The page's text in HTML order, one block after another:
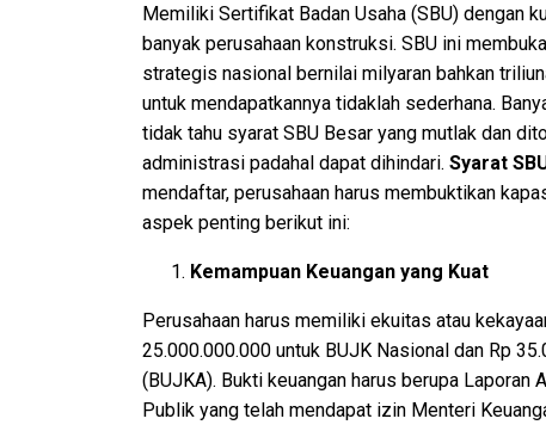
Memiliki Sertifikat Badan Usaha (SBU) dengan
banyak perusahaan konstruksi. SBU ini
strategis nasional bernilai milyaran bahkan
untuk mendapatkannya tidaklah sederhana.
tidak tahu syarat SBU Besar yang mutlak dan
administrasi padahal dapat dihindari.Syarat
mendaftar, perusahaan harus membuktikan
aspek penting berikut ini:
Kemampuan Keuangan yang Kuat
Perusahaan harus memiliki ekuitas atau
25.000.000.000 untuk BUJK Nasional dan Rp
(BUJKA). Bukti keuangan harus berupa Laporan
Publik yang telah mendapat izin Menteri